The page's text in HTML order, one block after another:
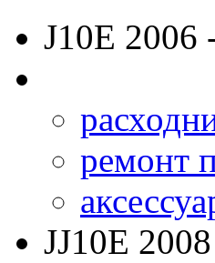
J10E 2006
ремонт
JJ10E